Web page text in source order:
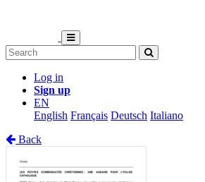
Log in
Sign up
EN
English Français Deutsch Italiano
Back